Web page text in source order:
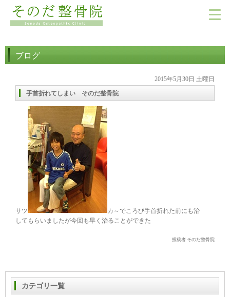
ブログ
2015年5月30日 土曜日
手首折れてしまい そのだ整骨院
サツ
カ～でころび手首折れた前にも治
してもらいましたが今回も早く治ることができた
投稿者 そのだ整骨院
カテゴリ一覧